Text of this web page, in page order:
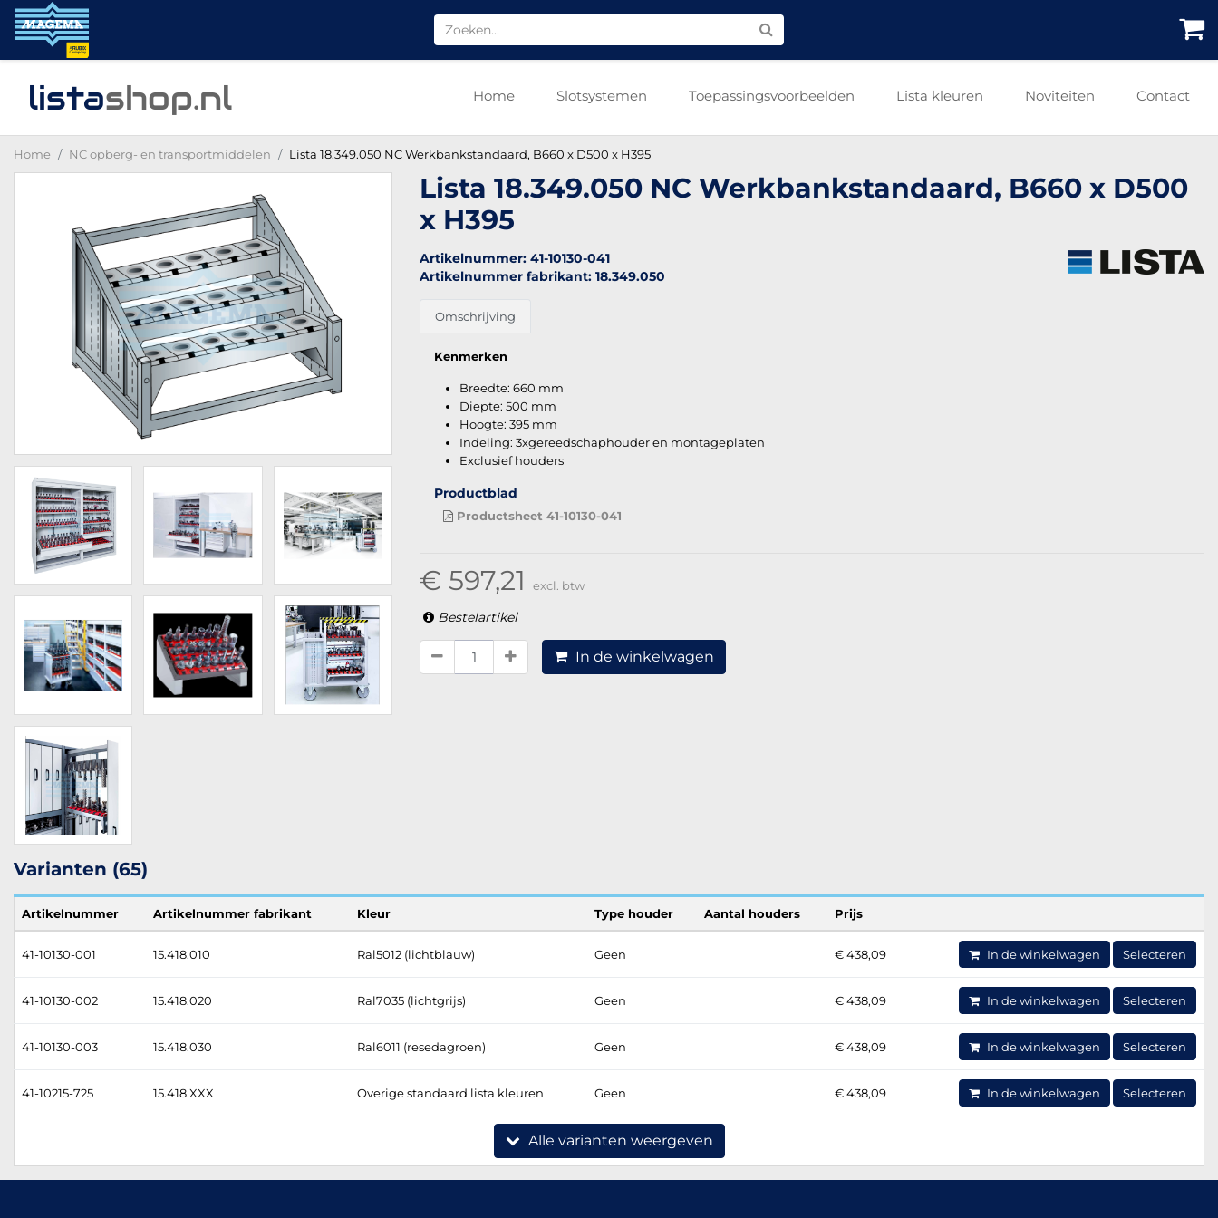
listashop.nl Home Slotsystemen Toepassingsvoorbeelden Lista kleuren Noviteiten Contact
Home NC opberg- en transportmiddelen Lista 18.349.050 NC Werkbankstandaard, B660 x D500 x H395
Lista 18.349.050 NC Werkbankstandaard, B660 x D500
x H395
Artikelnummer: 41-10130-041
Artikelnummer fabrikant: 18.349.050
Omschrijving
Kenmerken
Breedte: 660 mm
Diepte: 500 mm
Hoogte: 395 mm
Indeling: 3xgereedschaphouder en montageplaten
Exclusief houders
Productblad
Productsheet 41-10130-041
€ 597,21 excl. btw
Bestelartikel
In de winkelwagen
Varianten (65)
Artikelnummer Artikelnummer fabrikant Kleur Type houder Aantal houders Prijs
41-10130-001 15.418.010 Ral5012 (lichtblauw) Geen € 438,09 In de winkelwagen Selecteren
41-10130-002 15.418.020 Ral7035 (lichtgrijs) Geen € 438,09 In de winkelwagen Selecteren
41-10130-003 15.418.030 Ral6011 (resedagroen) Geen € 438,09 In de winkelwagen Selecteren
41-10215-725 15.418.XXX Overige standaard lista kleuren Geen € 438,09 In de winkelwagen Selecteren
Alle varianten weergeven